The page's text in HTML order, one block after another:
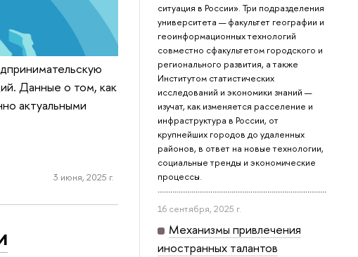
ситуация в России». Три подразделения
университета — факультет географии и
геоинформационных технологий
совместно сфакультетом городского и
регионального развития, а также
Институтом статистических
исследований и экономики знаний —
изучат, как изменяется расселение и
инфраструктура в России, от
крупнейших городов до удаленных
районов, в ответ на новые технологии,
социальные тренды и экономические
процессы.
16 сентября, 2025 г.
Механизмы привлечения
иностранных талантов
Данные о том, как
актуальными
3 июня, 2025 г.